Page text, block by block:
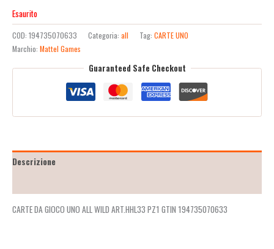
Esaurito
COD: 194735070633 Categoria: all Tag: CARTE UNO
Marchio: Mattel Games
Guaranteed Safe Checkout
Descrizione
CARTE DA GIOCO UNO ALL WILD ART.HHL33 PZ1 GTIN 194735070633